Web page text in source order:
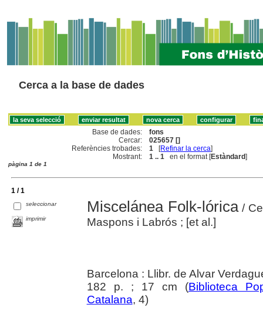
Cerca a la base de dades
Base de dades:
fons
Cercar:
025657 []
Referències trobades:
1 [Refinar la cerca]
Mostrant:
1 .. 1 en el format [Estàndard]
pàgina 1 de 1
1 / 1
seleccionar
imprimir
Miscelánea Folk-lórica/
Maspons i Labrós ; [et al.]
Barcelona : Llibr. de Alvar
182 p. ; 17 cm (Biblioteca
Catalana, 4)